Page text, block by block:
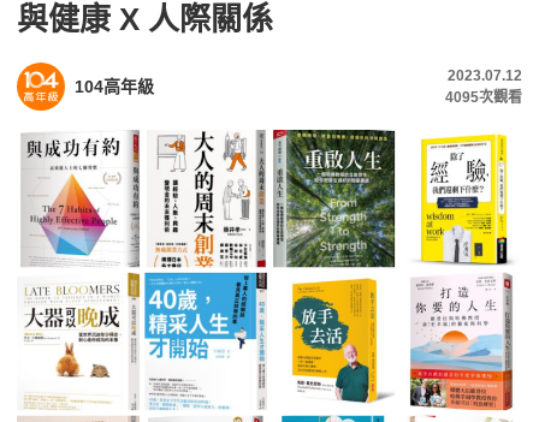
與健康 X 人際關係
104高年級
2023.07.12
4095次觀看